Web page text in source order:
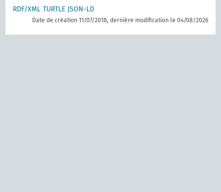
RDF/XML TURTLE JSON-LD
Date de création 11/07/2018, dernière modification le 04/08/2026